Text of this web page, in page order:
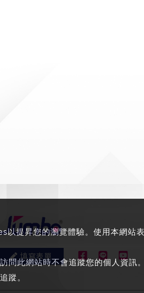
填寫表單
以提昇您的瀏覽體驗。使用本網站
問此網站時不會追蹤您的個人資
蹤。